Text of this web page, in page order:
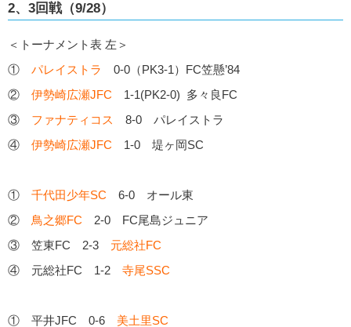
2、3回戦（9/28）
＜トーナメント表 左＞
① パレイストラ
0-0（PK3-1）FC笠懸’84
② 伊勢崎広瀬JFC 1-1(PK2-0) 多々良FC
③ ファナティコス
8-0 パレイストラ
④ 伊勢崎広瀬JFC 1-0 堤ヶ岡SC
① 千代田少年SC 6-0 オール東
② 鳥之郷FC 2-0 FC尾島ジュニア
③ 笠東FC 2-3 元総社FC
④ 元総社FC 1-2 寺尾SSC
① 平井JFC 0-6 美土里SC